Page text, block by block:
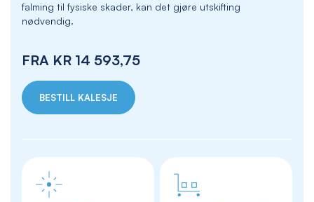
falming til fysiske skader, kan det gjøre utskifting
nødvendig.
FRA KR 14 593,75
BESTILL KALESJE